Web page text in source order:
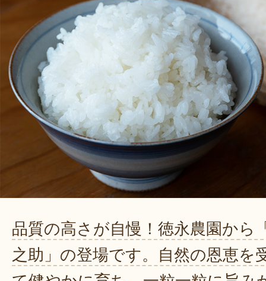
品質の高さが自慢！徳永農園から
之助」の登場です。自然の恩恵を